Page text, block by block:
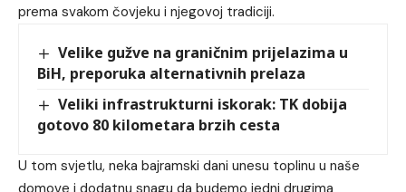
prema svakom čovjeku i njegovoj tradiciji.
Velike gužve na graničnim prijelazima u
BiH, preporuka alternativnih prelaza
Veliki infrastrukturni iskorak: TK dobija
gotovo 80 kilometara brzih cesta
U tom svjetlu, neka bajramski dani unesu toplinu u naše
domove i dodatnu snagu da budemo jedni drugima